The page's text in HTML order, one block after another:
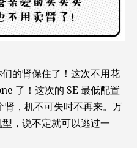
的肾保住了！这次不用花
了！这次的 SE 最低配置
肾，机不可失时不再来。万
，说不定就可以逃过一